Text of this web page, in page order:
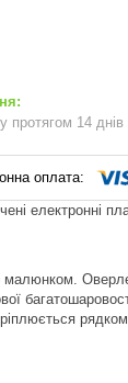
протягом 14 днів
електронні
малюнком.
рядком.